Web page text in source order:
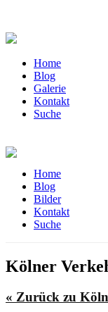
Home
Blog
Galerie
Kontakt
Suche
Home
Blog
Bilder
Kontakt
Suche
Kölner
« Zurück zu